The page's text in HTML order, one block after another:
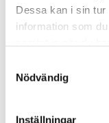
Dessa kan i sin tur
information som
Nödvändig
Inställningar
that strenghtens